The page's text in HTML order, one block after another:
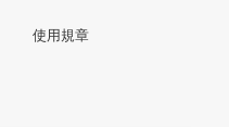
使用規章